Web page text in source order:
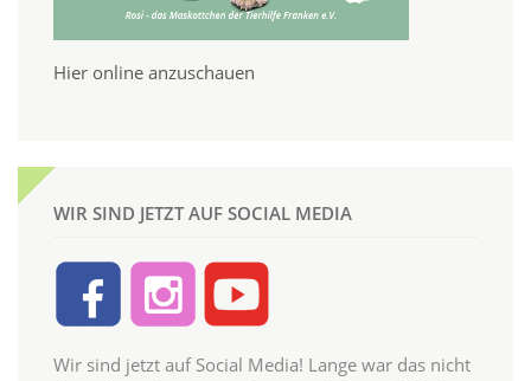
Hier online anzuschauen
WIR SIND JETZT AUF SOCIAL MEDIA
Wir sind jetzt auf Social Media! Lange war das nicht